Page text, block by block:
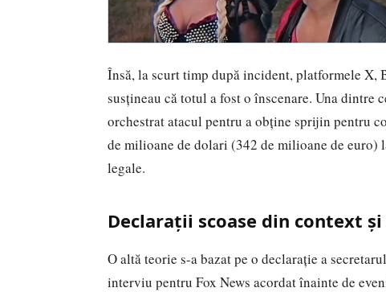
Însă, la scurt timp după incident, platformele X,
susțineau că totul a fost o înscenare. Una dintre
orchestrat atacul pentru a obține sprijin pentru
de milioane de dolari (342 de milioane de euro)
legale.
Declarații scoase din context
O altă teorie s-a bazat pe o declarație a
interviu pentru Fox News acordat înainte de